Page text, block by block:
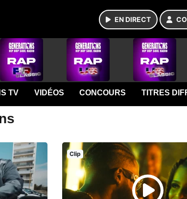
EN DIRECT
TV VIDÉOS CONCOURS TITRES
Clip